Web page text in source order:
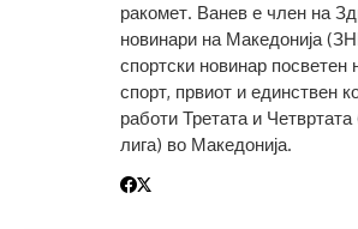
ракомет. Ванев е член на
новинари на Македонија
спортски новинар посветен
спорт, првиот и единствен
работи Третата и
лига) во Македонија.